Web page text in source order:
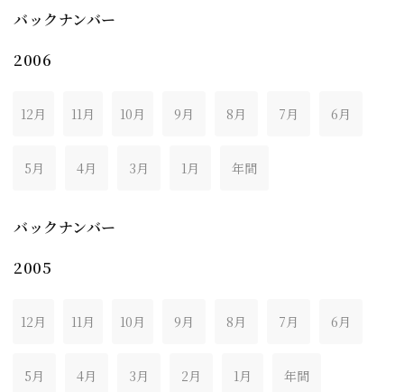
バックナンバー
2006
12月 11月 10月 9月 8月 7月 6月
5月 4月 3月 1月 年間
バックナンバー
2005
12月 11月 10月 9月 8月 7月 6月
5月 4月 3月 2月 1月 年間